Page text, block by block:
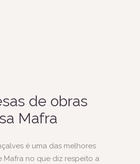
de obras
Mafra
é uma das melhores
Mafra no que diz respeito a